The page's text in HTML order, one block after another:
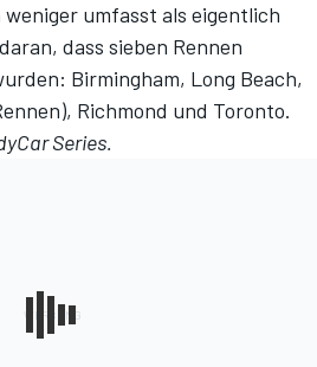
umfasst als eigentlich
dass sieben Rennen
Birmingham, Long Beach,
Richmond und Toronto.
Series.